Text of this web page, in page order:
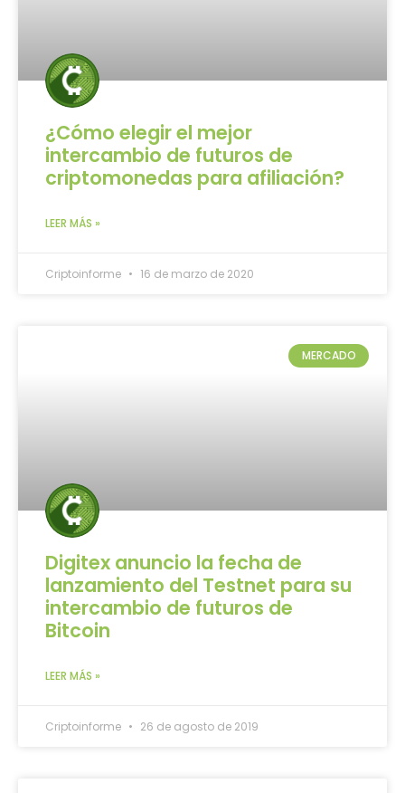
¿Cómo elegir el mejor
intercambio de futuros de
criptomonedas para afiliación?
LEER MÁS »
Criptoinforme 16 de marzo de 2020
MERCADO
Digitex anuncio la fecha de
lanzamiento del Testnet para su
intercambio de futuros de
Bitcoin
LEER MÁS »
Criptoinforme 26 de agosto de 2019